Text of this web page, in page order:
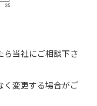
ら当社にご相談下さ
く変更する場合がご